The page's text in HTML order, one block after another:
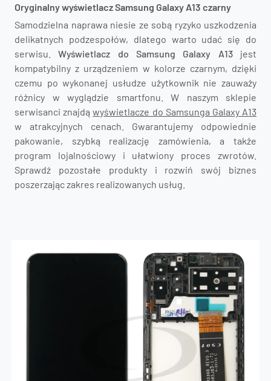
Oryginalny wyświetlacz Samsung Galaxy A13 czarny
Samodzielna naprawa niesie ze sobą ryzyko uszkodzenia
delikatnych podzespołów, dlatego warto udać się do
serwisu.Wyświetlacz do Samsung Galaxy A13jest
kompatybilny z urządzeniem w kolorze czarnym, dzięki
czemu po wykonanej usłudze użytkownik nie zauważy
różnicy w wyglądzie smartfonu. W naszym sklepie
serwisanci znajdąwyświetlacze do Samsunga Galaxy A13
w atrakcyjnych cenach. Gwarantujemy odpowiednie
pakowanie, szybką realizację zamówienia, a także
program lojalnościowy i ułatwiony proces zwrotów.
Sprawdź pozostałe produkty i rozwiń swój biznes
poszerzając zakres realizowanych usług.